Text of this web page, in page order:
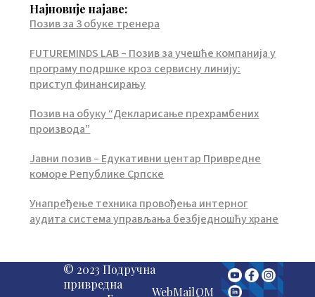
Најновије најаве:
Позив за 3 обуке тренера
FUTUREMINDS LAB – Позив за учешће компанија у
програму подршке кроз сервисну линију:
приступ финансирању
Позив на обуку “Декларисање прехрамбених
производа”
Јавни позив – Едукативни центар Привредне
коморе Републике Српске
Унапређење техника провођења интерног
аудита система управљања безбједношћу хране
© 2023 Подручна
привредна
WebMailQM